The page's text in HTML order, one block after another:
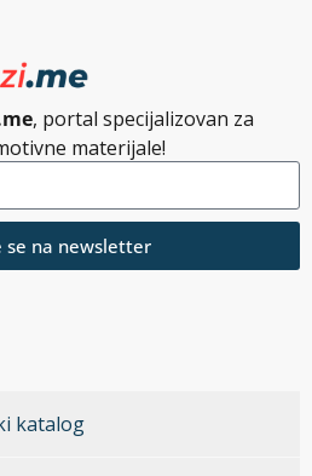
, portal specijalizovan za
materijale!
se na newsletter
katalog